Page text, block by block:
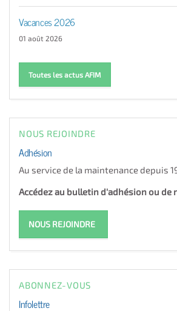
Vacances 2026
01 août 2026
Toutes les actus AFIM
NOUS REJOINDRE
Adhésion
Au service de la maintenance depuis
Accédez au bulletin d'adhésion ou de
NOUS REJOINDRE
ABONNEZ-VOUS
Infolettre